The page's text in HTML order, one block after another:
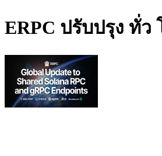
ERPC ปรับปรุง ทั่ว